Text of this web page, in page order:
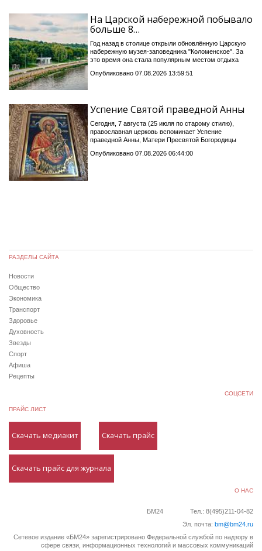
На Царской набережной побывало
больше 8…
Год назад в столице открыли обновлённую Царскую
набережную музея-заповедника "Коломенское". За
это время она стала популярным местом отдыха
Опубликовано 07.08.2026 13:59:51
Успение Святой праведной Анны
Сегодня, 7 августа (25 июля по старому стилю),
православная церковь вспоминает Успение
праведной Анны, Матери Пресвятой Богородицы
Опубликовано 07.08.2026 06:44:00
РАЗДЕЛЫ САЙТА
Новости
Общество
Экономика
Транспорт
Здоровье
Духовность
Звезды
Спорт
Афиша
Рецепты
СОЦСЕТИ
ПРАЙС ЛИСТ
Скачать медиакит Скачать прайс
Скачать прайс для журнала
О НАС
БМ24
Тел.: 8(495)211-04-82
Эл. почта: bm@bm24.ru
Сетевое издание «БМ24» зарегистрировано Федеральной службой по надзору в
сфере связи, информационных технологий и массовых коммуникаций